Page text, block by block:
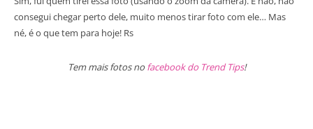
consegui chegar perto dele, muito menos tirar foto com ele… Mas
né, é o que tem para hoje! Rs
Tem mais fotos no facebook do Trend Tips!